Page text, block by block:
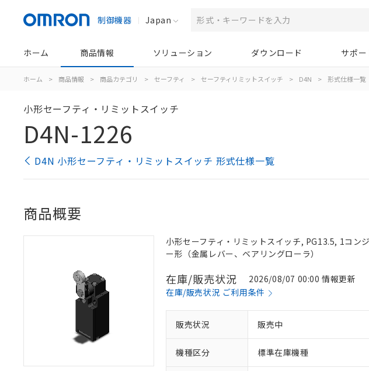
制御機器 Japan
ホーム 商品情報 ソリューション ダウンロード サポー
ホーム > 商品情報 > 商品カテゴリ > セーフティ > セーフティリミットスイッチ > D4N > 形式仕様一覧
小形セーフティ・リミットスイッチ
D4N-1226
D4N 小形セーフティ・リミットスイッチ 形式仕様一覧
商品概要
小形セーフティ・リミットスイッチ, PG13.5, 1コン
ー形（金属レバー、ベアリングローラ）
在庫/販売状況
2026/08/07 00:00 情報更新
在庫/販売状況 ご利用条件
販売状況 販売中
機種区分 標準在庫機種